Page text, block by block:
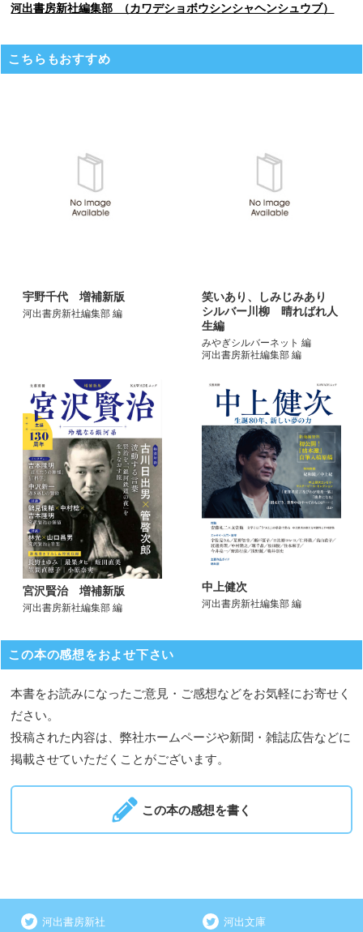
河出書房新社編集部 （カワデショボウシンシャヘンシュウブ）
こちらもおすすめ
宇野千代 増補新版
河出書房新社編集部 編
笑いあり、しみじみあり
シルバー川柳 晴ればれ人
生編
みやぎシルバーネット 編
河出書房新社編集部 編
宮沢賢治 増補新版
河出書房新社編集部 編
中上健次
河出書房新社編集部 編
この本の感想をおよせ下さい
本書をお読みになったご意見・ご感想などをお気軽にお寄せく
ださい。
投稿された内容は、弊社ホームページや新聞・雑誌広告などに
掲載させていただくことがございます。
この本の感想を書く
河出書房新社 河出文庫